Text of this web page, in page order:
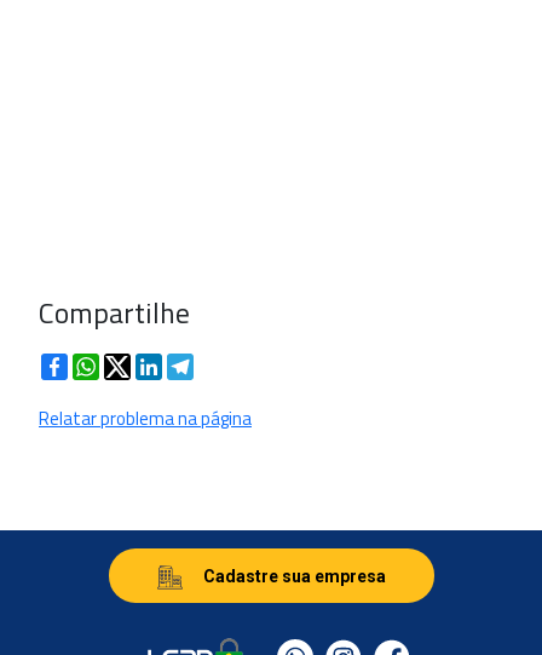
Compartilhe
FacebookWhatsApp
TwitterLinkedIn
Relatar problema na página
Cadastre sua empresa